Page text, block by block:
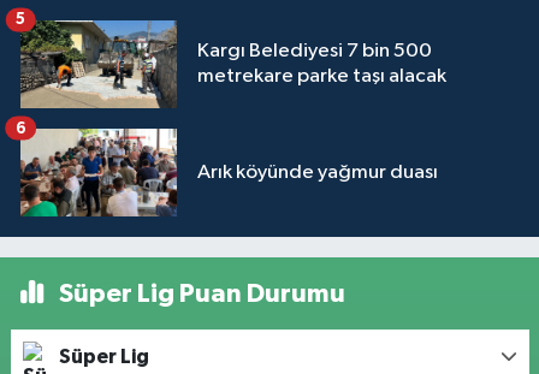
Kargı Belediyesi 7 bin 500
metrekare parke taşı alacak
5
Arık köyünde yağmur duası
6
Süper Lig Puan Durumu
Süper Lig